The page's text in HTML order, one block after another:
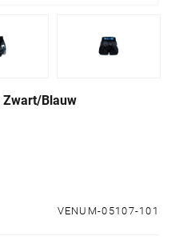
Zwart/Blauw
VENUM-05107-101